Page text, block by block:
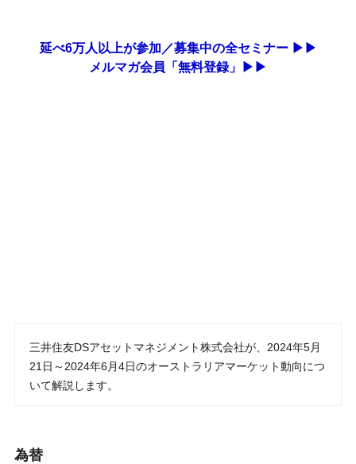
延べ6万人以上が参加／募集中の全セミナー ▶▶
メルマガ会員「無料登録」▶▶
三井住友DSアセットマネジメント株式会社が、2024年5月
21日～2024年6月4日のオーストラリアマーケット動向につ
いて解説します。
為替